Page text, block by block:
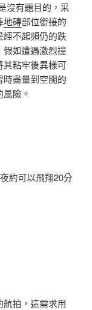
沒有題目的，采
地磚部位銜接的
經不起頻仍的跌
假如遭遇激烈撞
其粘牢後異樣可
盡量到空闊的
險。
約可以飛翔20分
拍，這需求用